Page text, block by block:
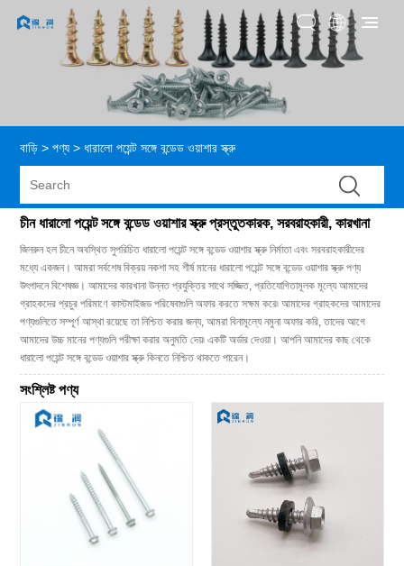
বাড়ি > পণ্য > ধারালো পয়েন্ট সঙ্গে বন্ডেড ওয়াশার স্ক্রু
চীন ধারালো পয়েন্ট সঙ্গে বন্ডেড ওয়াশার স্ক্রু প্রস্তুতকারক, সরবরাহকারী, কারখানা
জিনরুন হল চীনে অবস্থিত সুপরিচিত ধারালো পয়েন্ট সঙ্গে বন্ডেড ওয়াশার স্ক্রু নির্মাতা এবং সরবরাহকারীদের
মধ্যে একজন। আমরা সর্বশেষ বিক্রয় নকশা সহ শীর্ষ মানের ধারালো পয়েন্ট সঙ্গে বন্ডেড ওয়াশার স্ক্রু পণ্য
উৎপাদনে বিশেষজ্ঞ। আমাদের কারখানা উন্নত প্রযুক্তির সাথে সজ্জিত, প্রতিযোগিতামূলক মূল্যে আমাদের
গ্রাহকদের প্রচুর পরিমাণে কাস্টমাইজড পরিষেবাগুলি অফার করতে সক্ষম করে৷ আমাদের গ্রাহকদের আমাদের
পণ্যগুলিতে সম্পূর্ণ আস্থা রয়েছে তা নিশ্চিত করার জন্য, আমরা বিনামূল্যে নমুনা অফার করি, তাদের আগে
আমাদের উচ্চ মানের পণ্যগুলি পরীক্ষা করার অনুমতি দেয়৷ একটি অর্ডার দেওয়া। আপনি আমাদের কাছ থেকে
ধারালো পয়েন্ট সঙ্গে বন্ডেড ওয়াশার স্ক্রু কিনতে নিশ্চিত থাকতে পারেন।
সংশ্লিষ্ট পণ্য